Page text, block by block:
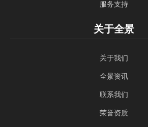
服务支持
关于全景
关于我们
全景资讯
联系我们
荣誉资质